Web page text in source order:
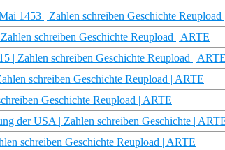
1453 | Zahlen schreiben Geschichte Reupload
schreiben Geschichte Reupload | ARTE
| Zahlen schreiben Geschichte Reupload | ARTE
schreiben Geschichte Reupload | ARTE
Geschichte Reupload | ARTE
der USA | Zahlen schreiben Geschichte |
schreiben Geschichte Reupload | ARTE